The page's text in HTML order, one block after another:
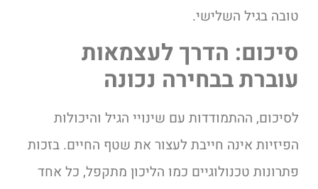
טובה בגיל השלישי.
סיכום: הדרך לעצמאות
עוברת בבחירה נכונה
לסיכום, ההתמודדות עם שינויי הגיל והיכולות
הפיזיות אינה חייבת לעצור את שטף החיים. בזכות
פתרונות טכנולוגיים כמו הליכון מתקפל, כל אחד